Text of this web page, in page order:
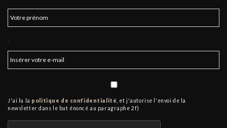
J'ai lu la politique de confidentialité , et j'autorise l'envoi de la
newsletter dans le but énoncé au paragraphe 2f)